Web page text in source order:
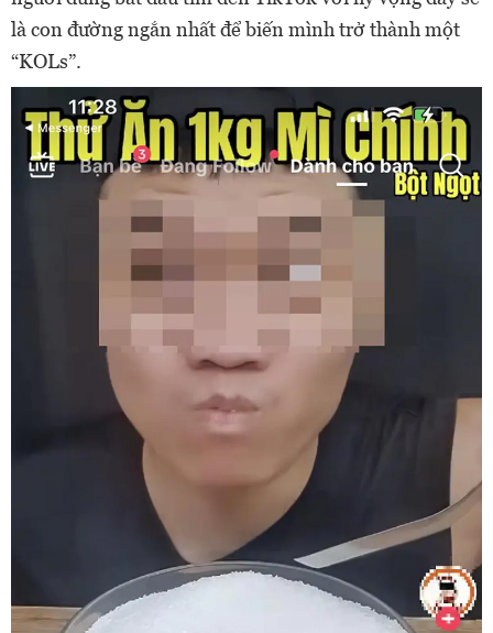
là con đường ngắn nhất để biến mình trở thành một
“KOLs”.